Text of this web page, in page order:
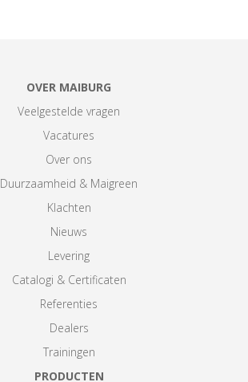
OVER MAIBURG
Veelgestelde vragen
Vacatures
Over ons
Duurzaamheid & Maigreen
Klachten
Nieuws
Levering
Catalogi & Certificaten
Referenties
Dealers
Trainingen
PRODUCTEN